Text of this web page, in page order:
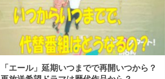
「エール」延期いつまでで再開いつから？